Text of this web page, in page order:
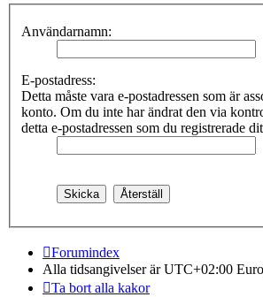
Användarnamn:
E-postadress:
Detta måste vara e-postadressen som är
konto. Om du inte har ändrat den via
detta e-postadressen som du registrerade
Forumindex
Alla tidsangivelser är UTC+02:00
Ta bort alla kakor